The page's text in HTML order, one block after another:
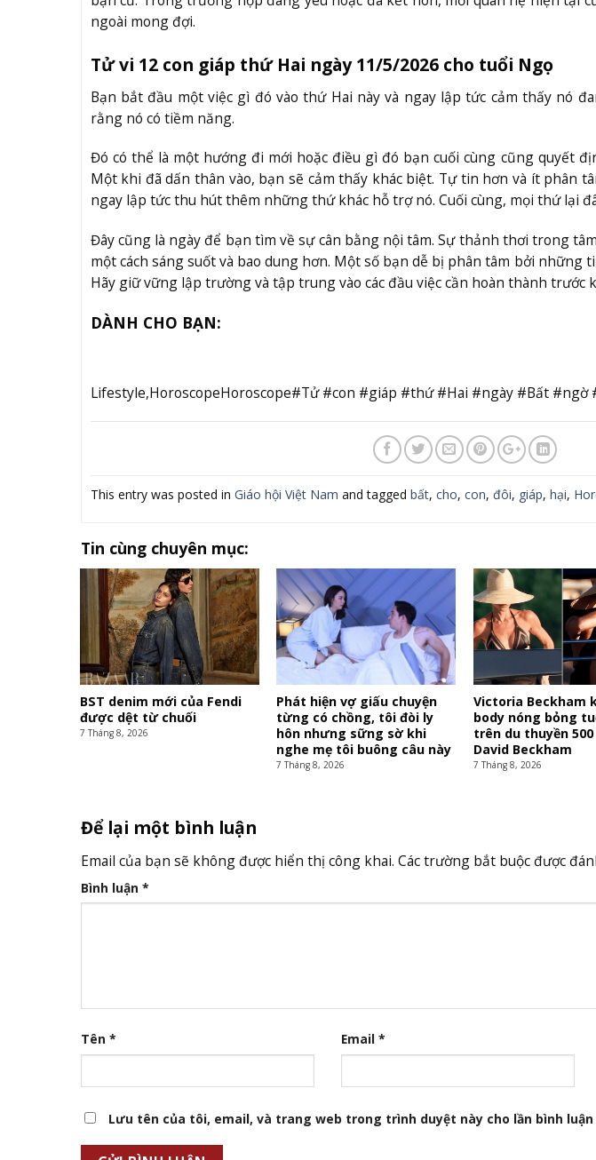
ngoài mong đợi.
Tử vi 12 con giáp thứ Hai ngày 11/5/2026 cho tuổi Ngọ
Bạn bắt đầu một việc gì đó vào thứ Hai này và ngay lập tức cảm thấy nó
rằng nó có tiềm năng.
Đó có thể là một hướng đi mới hoặc điều gì đó bạn cuối cùng cũng quyết
Một khi đã dấn thân vào, bạn sẽ cảm thấy khác biệt. Tự tin hơn và ít phân
ngay lập tức thu hút thêm những thứ khác hỗ trợ nó. Cuối cùng, mọi thứ lại
Đây cũng là ngày để bạn tìm về sự cân bằng nội tâm. Sự thảnh thơi trong
một cách sáng suốt và bao dung hơn. Một số bạn dễ bị phân tâm bởi những
Hãy giữ vững lập trường và tập trung vào các đầu việc cần hoàn thành trước
DÀNH CHO BẠN:
Lifestyle,HoroscopeHoroscope#Tử #con #giáp #thứ #Hai #ngày #Bất #ngờ
This entry was posted in Giáo hội Việt Nam and tagged bất, cho, con, đôi, giáp, hại,
Tin cùng chuyên mục:
BST denim mới của Fendi
được dệt từ chuối
7 Tháng 8, 2026
Phát hiện vợ giấu chuyện
từng có chồng, tôi đòi ly
hôn nhưng sững sờ khi
nghe mẹ tôi buông câu này
7 Tháng 8, 2026
Victoria Beckham
body nóng bỏng
trên du thuyền
David Beckham
7 Tháng 8, 2026
Để lại một bình luận
Email của bạn sẽ không được hiển thị công khai. Các trường bắt buộc được
Bình luận *
Tên * Email *
Lưu tên của tôi, email, và trang web trong trình duyệt này cho lần bình